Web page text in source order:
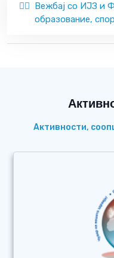
🏃‍♂️ Вежбај со ИЈЗ и
образование,
Активности,